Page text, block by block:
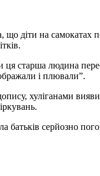
що діти на самокатах
ця старша людина
і плювали”.
хуліганами
батьків серйозно